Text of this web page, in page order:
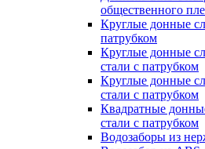
общественного
Круглые донные
патрубком
Круглые донные
стали с патрубком
Круглые донные
стали с патрубком
Квадратные
стали с патрубком
Водозаборы из